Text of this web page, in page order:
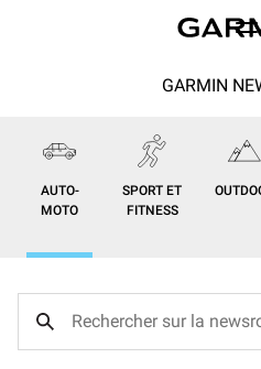
GARMIN
AUTO-
MOTO
SPORT ET
FITNESS